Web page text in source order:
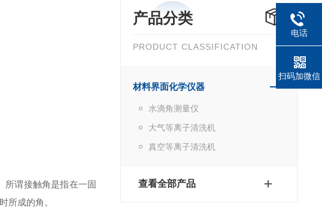
产品分类
PRODUCT CLASSIFICATION
材料界面化学仪器
水滴角测量仪
大气等离子清洗机
真空等离子清洗机
查看全部产品
所谓接触角是指在一固
所成的角。
电话
扫码加微信